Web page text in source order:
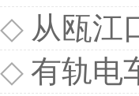
◇ 从瓯江
◇ 有轨电